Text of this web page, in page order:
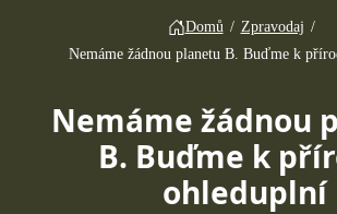
Domů / Zpravodaj /
Nemáme žádnou planetu B. Buďme k
Nemáme žádnou
B. Buďme k
ohleduplní